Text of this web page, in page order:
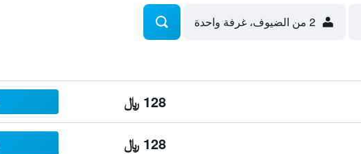
2 من الضيوف، غرفة واحدة
128 ﷼
128 ﷼